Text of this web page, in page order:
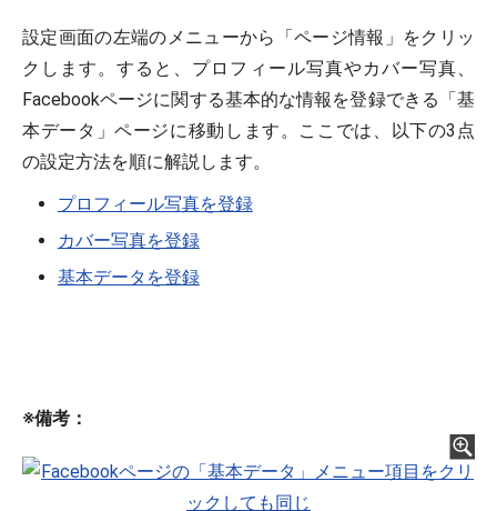
設定画面の左端のメニューから「ページ情報」をクリッ
クします。すると、プロフィール写真やカバー写真、
Facebookページに関する基本的な情報を登録できる「基
本データ」ページに移動します。ここでは、以下の3点
の設定方法を順に解説します。
プロフィール写真を登録
カバー写真を登録
基本データを登録
※備考：